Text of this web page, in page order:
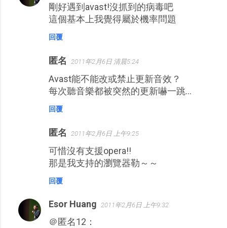
剛好遇到avast!沒抓到的病毒吧
這個基本上我覺得屬於機率問題
回覆
匿名 2011年2月6日 清晨5:24
Avast能不能改或禁止更新音效？
每次聽音樂都被突然的更新嚇一跳...
回覆
匿名 2011年2月6日 上午9:25
可惜沒有支援opera!!
那是我支持的瀏覽器勒～～
回覆
Esor Huang 2011年2月6日 上午9:32
＠匿名12：